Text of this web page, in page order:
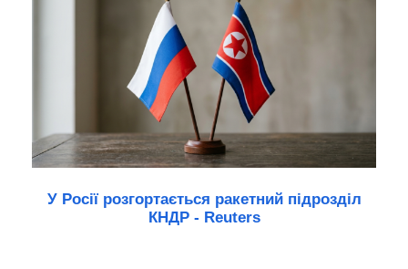
У Росії розгортається ракетний підрозділ
КНДР - Reuters